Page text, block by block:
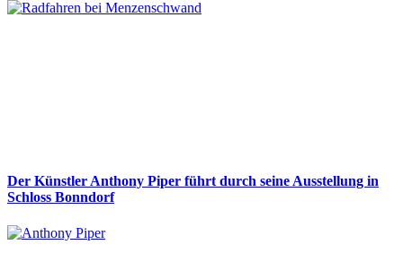
Der Künstler Anthony Piper führt durch seine Ausstellung in
Schloss Bonndorf